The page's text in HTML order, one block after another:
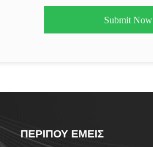
Submit Now
ΠΕΡΊΠΟΥ ΕΜΕΊΣ